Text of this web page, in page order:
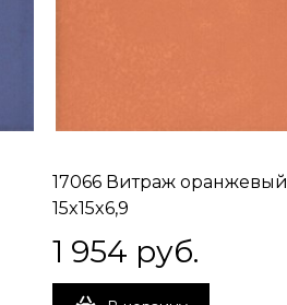
17066 Витраж оранжевый
15x15x6,9
1 954 руб.